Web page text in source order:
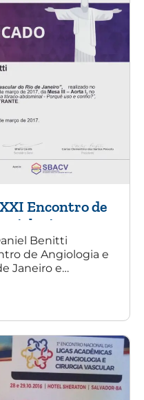
Encontro de
e
Vascular
Rio de Janeiro
Benitti
de Angiologia e
Janeiro e
aneurisma